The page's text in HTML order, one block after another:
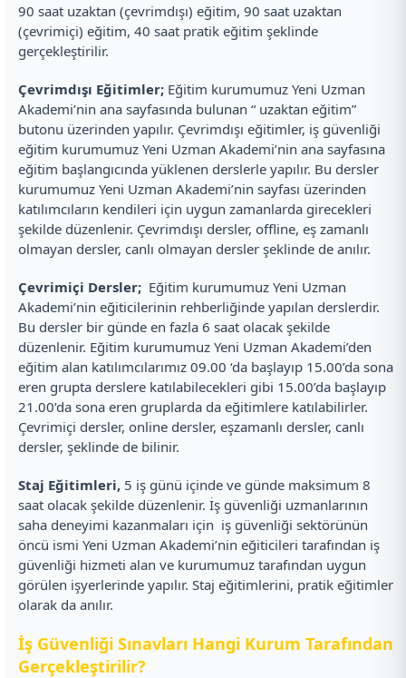
90 saat uzaktan (çevrimdışı) eğitim, 90 saat uzaktan
(çevrimiçi) eğitim, 40 saat pratik eğitim şeklinde
gerçekleştirilir.
Çevrimdışı Eğitimler; Eğitim kurumumuz Yeni Uzman
Akademi’nin ana sayfasında bulunan “ uzaktan eğitim”
butonu üzerinden yapılır. Çevrimdışı eğitimler, iş güvenliği
eğitim kurumumuz Yeni Uzman Akademi’nin ana sayfasına
eğitim başlangıcında yüklenen derslerle yapılır. Bu dersler
kurumumuz Yeni Uzman Akademi’nin sayfası üzerinden
katılımcıların kendileri için uygun zamanlarda girecekleri
şekilde düzenlenir. Çevrimdışı dersler, offline, eş zamanlı
olmayan dersler, canlı olmayan dersler şeklinde de anılır.
Çevrimiçi Dersler; Eğitim kurumumuz Yeni Uzman
Akademi’nin eğiticilerinin rehberliğinde yapılan derslerdir.
Bu dersler bir günde en fazla 6 saat olacak şekilde
düzenlenir. Eğitim kurumumuz Yeni Uzman Akademi’den
eğitim alan katılımcılarımız 09.00 ‘da başlayıp 15.00’da sona
eren grupta derslere katılabilecekleri gibi 15.00’da başlayıp
21.00’da sona eren gruplarda da eğitimlere katılabilirler.
Çevrimiçi dersler, online dersler, eşzamanlı dersler, canlı
dersler, şeklinde de bilinir.
Staj Eğitimleri, 5 iş günü içinde ve günde maksimum 8
saat olacak şekilde düzenlenir. İş güvenliği uzmanlarının
saha deneyimi kazanmaları için iş güvenliği sektörünün
öncü ismi Yeni Uzman Akademi’nin eğiticileri tarafından iş
güvenliği hizmeti alan ve kurumumuz tarafından uygun
görülen işyerlerinde yapılır. Staj eğitimlerini, pratik eğitimler
olarak da anılır.
İş Güvenliği Sınavları Hangi Kurum Tarafından
Gerçekleştirilir?